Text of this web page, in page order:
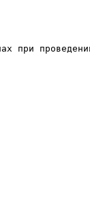
при